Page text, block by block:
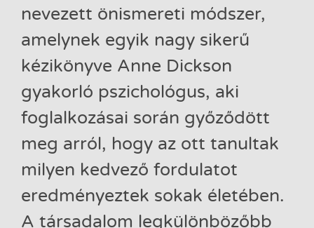
nevezett önismereti módszer,
amelynek egyik nagy sikerű
kézikönyve Anne Dickson
gyakorló pszichológus, aki
foglalkozásai során győződött
meg arról, hogy az ott tanultak
milyen kedvező fordulatot
eredményeztek sokak életében.
A társadalom legkülönbözőbb